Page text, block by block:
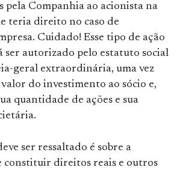
pela Companhia ao acionista na
teria direito no caso de
Cuidado! Esse tipo de ação
ser autorizado pelo estatuto social
geral extraordinária, uma vez
do investimento ao sócio e,
quantidade de ações e sua
ser ressaltado é sobre a
constituir direitos reais e outros